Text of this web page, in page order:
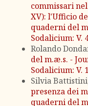
commissari
XV): l'Ufficio
quaderni del
Sodalicium: V.
Rolando
del m.æ.s. -
Sodalicium: V.
Silvia
presenza dei
quaderni del